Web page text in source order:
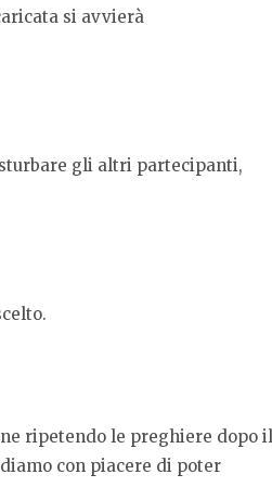
si avvierà
gli altri partecipanti,
ripetendo le preghiere dopo il
con piacere di poter